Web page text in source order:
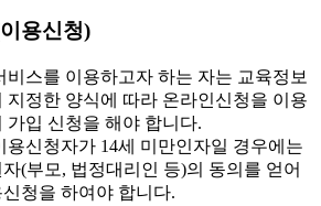
용신청)
스를 이용하고자 하는 자는 교육정보
지정한 양식에 따라 온라인신청을 이용
가입 신청을 해야 합니다.
신청자가 14세 미만인자일 경우에는
자(부모, 법정대리인 등)의 동의를 얻어
신청을 하여야 합니다.